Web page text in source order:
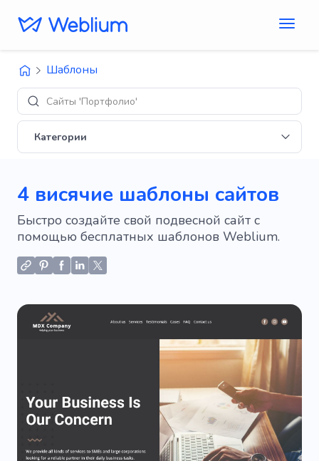
Шаблоны
Сайты 'Портфолио'
Категории
4 висячие шаблоны сайтов
Быстро создайте свой подвесной сайт с
помощью бесплатных шаблонов Weblium.